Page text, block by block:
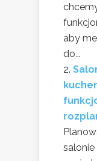
aby
do...